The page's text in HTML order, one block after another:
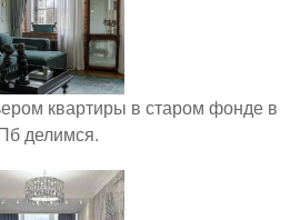
квартиры в старом фонде в
делимся.